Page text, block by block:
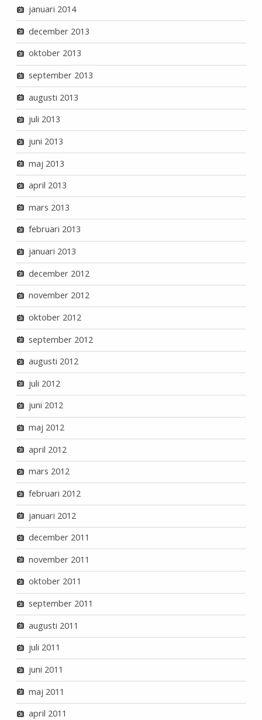
januari 2014
december 2013
oktober 2013
september 2013
augusti 2013
juli 2013
juni 2013
maj 2013
april 2013
mars 2013
februari 2013
januari 2013
december 2012
november 2012
oktober 2012
september 2012
augusti 2012
juli 2012
juni 2012
maj 2012
april 2012
mars 2012
februari 2012
januari 2012
december 2011
november 2011
oktober 2011
september 2011
augusti 2011
juli 2011
juni 2011
maj 2011
april 2011